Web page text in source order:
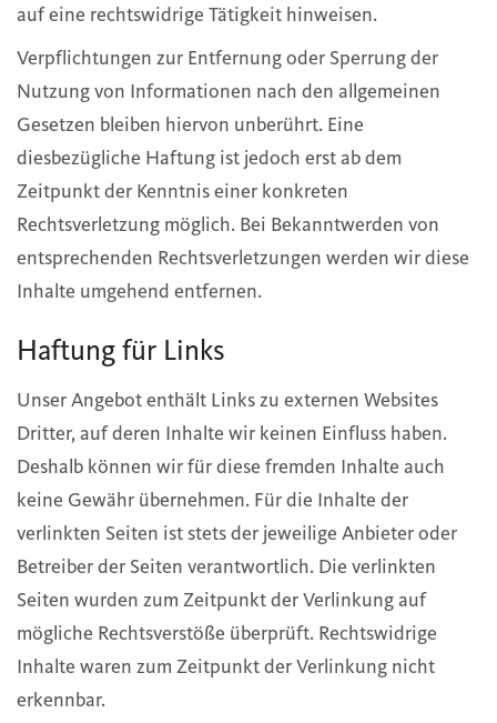
auf eine rechtswidrige Tätigkeit hinweisen.
Verpflichtungen zur Entfernung oder Sperrung der
Nutzung von Informationen nach den allgemeinen
Gesetzen bleiben hiervon unberührt. Eine
diesbezügliche Haftung ist jedoch erst ab dem
Zeitpunkt der Kenntnis einer konkreten
Rechtsverletzung möglich. Bei Bekanntwerden von
entsprechenden Rechtsverletzungen werden wir diese
Inhalte umgehend entfernen.
Haftung für Links
Unser Angebot enthält Links zu externen Websites
Dritter, auf deren Inhalte wir keinen Einfluss haben.
Deshalb können wir für diese fremden Inhalte auch
keine Gewähr übernehmen. Für die Inhalte der
verlinkten Seiten ist stets der jeweilige Anbieter oder
Betreiber der Seiten verantwortlich. Die verlinkten
Seiten wurden zum Zeitpunkt der Verlinkung auf
mögliche Rechtsverstöße überprüft. Rechtswidrige
Inhalte waren zum Zeitpunkt der Verlinkung nicht
erkennbar.